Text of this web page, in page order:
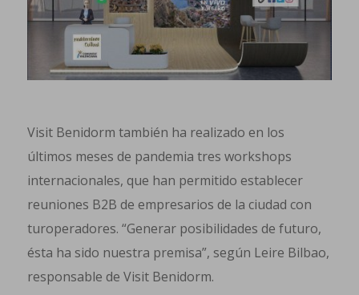
Visit Benidorm también ha realizado en los
últimos meses de pandemia tres workshops
internacionales, que han permitido establecer
reuniones B2B de empresarios de la ciudad con
turoperadores. “Generar posibilidades de futuro,
ésta ha sido nuestra premisa”, según Leire Bilbao,
responsable de Visit Benidorm.